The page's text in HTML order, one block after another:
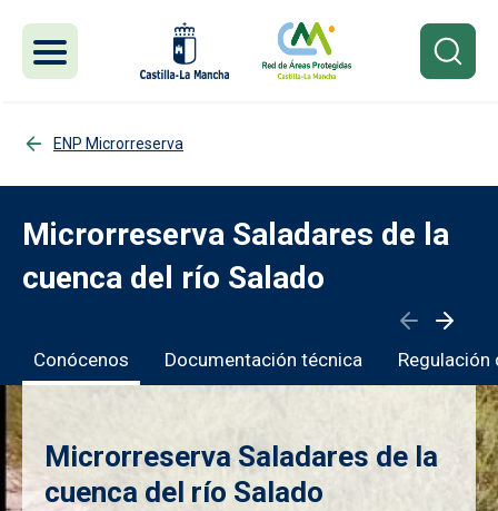
ENP Microrreserva
Microrreserva Saladares de la
cuenca del río Salado
Conócenos Documentación técnica
Microrreserva Saladares de la
cuenca del río Salado